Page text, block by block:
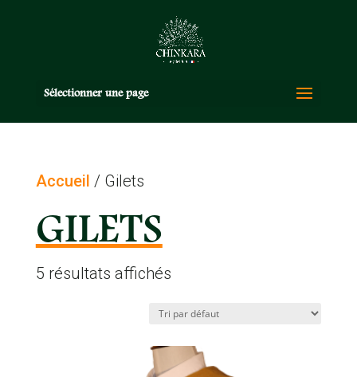
Sélectionner une page
Accueil / Gilets
GILETS
5 résultats affichés